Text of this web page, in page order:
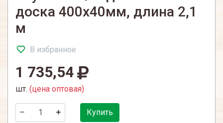
доска 400х40мм, длина 2,1
м
В избранное
1 735,54
шт. (цена оптовая)
Купить